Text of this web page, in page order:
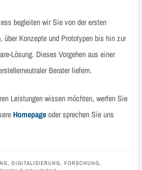
begleiten wir Sie von der ersten
über Konzepte und Prototypen bis hin zur
Lösung. Dieses Vorgehen aus einer
Berater liefern.
Leistungen wissen möchten, werfen Sie
Homepageoder sprechen Sie uns
, DIGITALISIERUNG, FORSCHUNG,